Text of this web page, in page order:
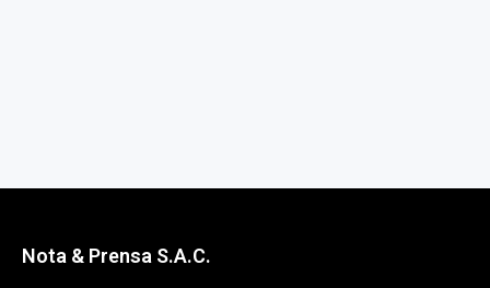
Nota & Prensa S.A.C.